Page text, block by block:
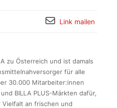
Link mailen
zu Österreich und ist damals
für alle
30.000 Mitarbeiter:innen
BILLA PLUS-Märkten dafür,
Vielfalt an frischen und